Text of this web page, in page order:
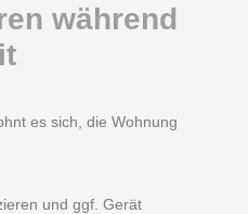
während
es sich, die Wohnung
und ggf. Gerät